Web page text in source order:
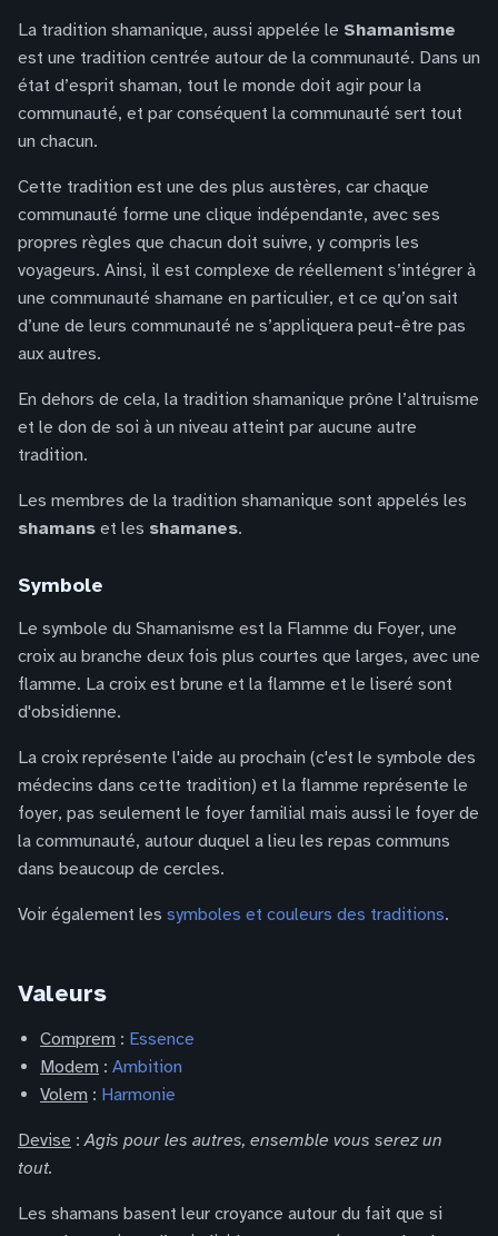
La tradition shamanique, aussi appelée le Shamanisme
est une tradition centrée autour de la communauté. Dans un
état d’esprit shaman, tout le monde doit agir pour la
communauté, et par conséquent la communauté sert tout
un chacun.
Cette tradition est une des plus austères, car chaque
communauté forme une clique indépendante, avec ses
propres règles que chacun doit suivre, y compris les
voyageurs. Ainsi, il est complexe de réellement s’intégrer à
une communauté shamane en particulier, et ce qu’on sait
d’une de leurs communauté ne s’appliquera peut-être pas
aux autres.
En dehors de cela, la tradition shamanique prône l’altruisme
et le don de soi à un niveau atteint par aucune autre
tradition.
Les membres de la tradition shamanique sont appelés les
shamans et les shamanes.
Symbole
Le symbole du Shamanisme est la Flamme du Foyer, une
croix au branche deux fois plus courtes que larges, avec une
flamme. La croix est brune et la flamme et le liseré sont
d'obsidienne.
La croix représente l'aide au prochain (c'est le symbole des
médecins dans cette tradition) et la flamme représente le
foyer, pas seulement le foyer familial mais aussi le foyer de
la communauté, autour duquel a lieu les repas communs
dans beaucoup de cercles.
Voir également les symboles et couleurs des traditions.
Valeurs
Comprem : Essence
Modem : Ambition
Volem : Harmonie
Devise :Agis pour les autres, ensemble vous serez un
tout.
Les shamans basent leur croyance autour du fait que si